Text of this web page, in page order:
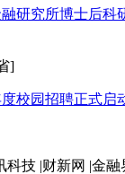
研究所博士后科
]
校园招聘正式启
科技 |财新网 |金